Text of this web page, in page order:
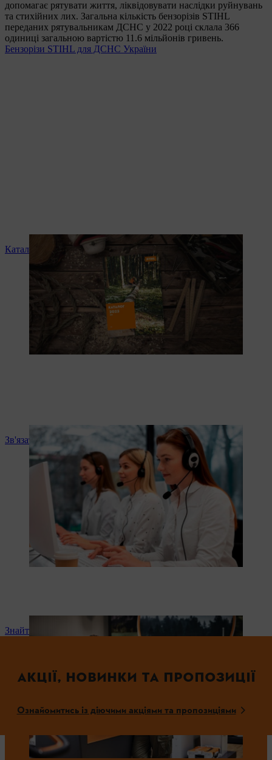
допомагає рятувати життя, ліквідовувати наслідки руйнувань
та стихійних лих. Загальна кількість бензорізів STIHL
переданих рятувальникам ДСНС у 2022 році склала 366
одиниці загальною вартістю 11.6 мільйонів гривень.
Бензорізи STIHL для ДСНС України
Каталог STIHL 2025
Зв'язатись із нами
Знайти найближчого дилера
АКЦІЇ, НОВИНКИ ТА ПРОПОЗИЦІЇ
Ознайомитись із діючими акціями та пропозиціями